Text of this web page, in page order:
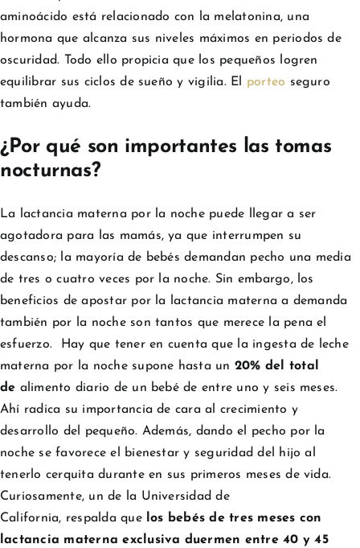
aminoácido está relacionado con la melatonina, una
hormona que alcanza sus niveles máximos en periodos de
oscuridad. Todo ello propicia que los pequeños logren
equilibrar sus ciclos de sueño y vigilia. El porteo seguro
también ayuda.
¿Por qué son importantes las tomas
nocturnas?
La lactancia materna por la noche puede llegar a ser
agotadora para las mamás, ya que interrumpen su
descanso; la mayoría de bebés demandan pecho una media
de tres o cuatro veces por la noche. Sin embargo, los
beneficios de apostar por la lactancia materna a demanda
también por la noche son tantos que merece la pena el
esfuerzo. Hay que tener en cuenta que la ingesta de leche
materna por la noche supone hasta un 20% del total
de alimento diario de un bebé de entre uno y seis meses.
Ahí radica su importancia de cara al crecimiento y
desarrollo del pequeño. Además, dando el pecho por la
noche se favorece el bienestar y seguridad del hijo al
tenerlo cerquita durante en sus primeros meses de vida.
Curiosamente, un de la Universidad de
California, respalda que
los bebés de tres meses con
lactancia materna exclusiva duermen entre 40 y 45